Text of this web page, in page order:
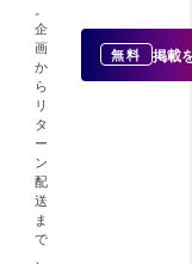
企
画
か
ら
リ
タ
ー
ン
配
送
ま
で
無料 掲載